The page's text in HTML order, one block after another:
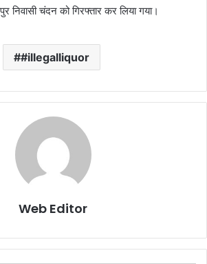
निवासी चंदन को गिरफ्तार कर लिया गया।
#illegalliquor
Web Editor